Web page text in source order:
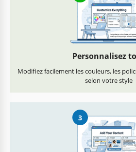
Personnalisez
Modifiez facilement les couleurs, les
selon votre style
3